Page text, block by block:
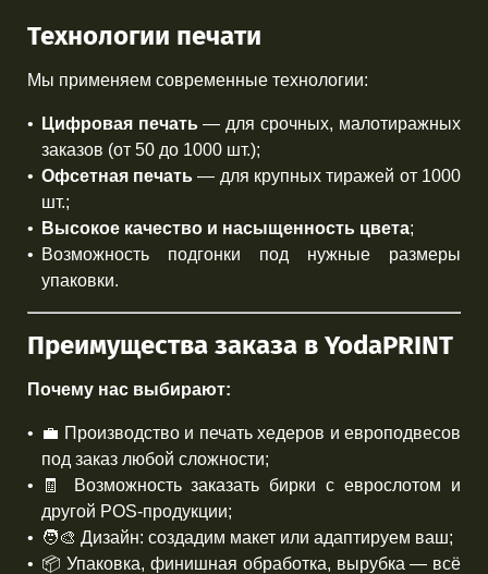
Технологии печати
Мы применяем современные технологии:
Цифровая печать— для срочных, малотиражных
заказов (от 50 до 1000 шт.);
Офсетная печать — для крупных тиражей от 1000
шт.;
Высокое качество и насыщенность цвета;
Возможность подгонки под нужные размеры
упаковки.
Преимущества заказа в YodaPRINT
Почему нас выбирают:
💼 Производство и печать хедеров и европодвесов
под заказ любой сложности;
🧾 Возможность заказать бирки с еврослотом и
другой POS-продукции;
🧑‍🎨 Дизайн: создадим макет или адаптируем ваш;
📦 Упаковка, финишная обработка, вырубка — всё